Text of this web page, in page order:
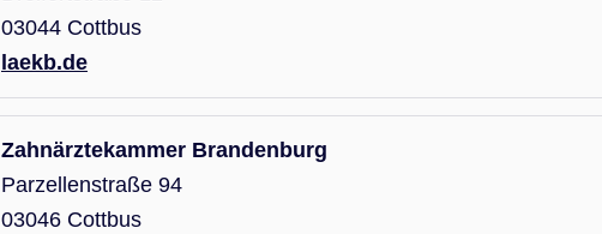
03044 Cottbus
laekb.de
Zahnärztekammer Brandenburg
Parzellenstraße 94
03046 Cottbus